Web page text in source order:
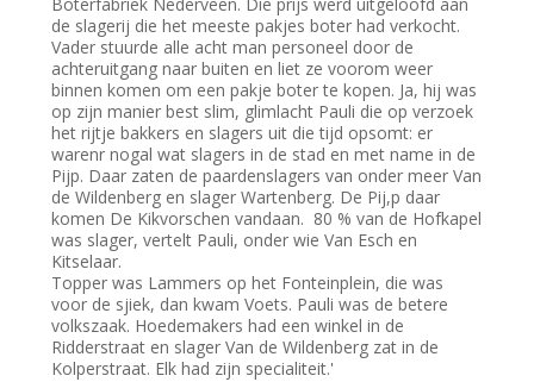
de slagerij die het meeste pakjes boter had verkocht.
Vader stuurde alle acht man personeel door de
achteruitgang naar buiten en liet ze voorom weer
binnen komen om een pakje boter te kopen. Ja, hij was
op zijn manier best slim, glimlacht Pauli die op verzoek
het rijtje bakkers en slagers uit die tijd opsomt: er
warenr nogal wat slagers in de stad en met name in de
Pijp. Daar zaten de paardenslagers van onder meer Van
de Wildenberg en slager Wartenberg. De Pij,p daar
komen De Kikvorschen vandaan. 80 % van de Hofkapel
was slager, vertelt Pauli, onder wie Van Esch en
Kitselaar.
Topper was Lammers op het Fonteinplein, die was
voor de sjiek, dan kwam Voets. Pauli was de betere
volkszaak. Hoedemakers had een winkel in de
Ridderstraat en slager Van de Wildenberg zat in de
Kolperstraat. Elk had zijn specialiteit.'